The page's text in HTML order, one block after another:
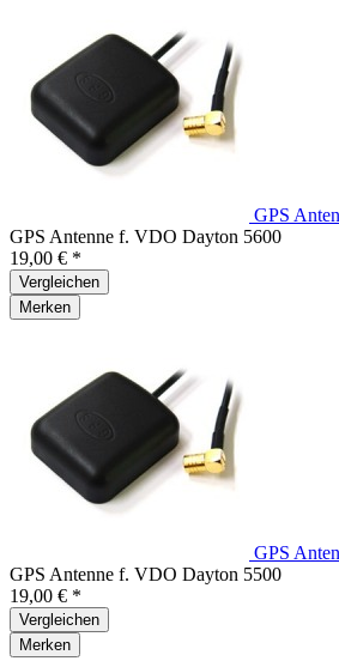
GPS
GPS Antenne f. VDO Dayton 5600
19,00 € *
Vergleichen
Merken
GPS
GPS Antenne f. VDO Dayton 5500
19,00 € *
Vergleichen
Merken